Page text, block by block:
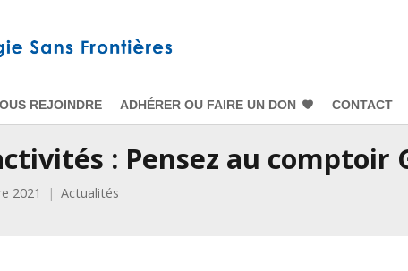
REJOINDRE ADHÉRER OU FAIRE UN DON CONTACT
: Pensez au comptoir
2021 Actualités